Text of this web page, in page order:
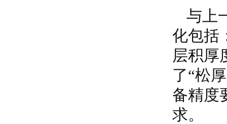
与上
化包括
层积厚
了“松
备精度
求。